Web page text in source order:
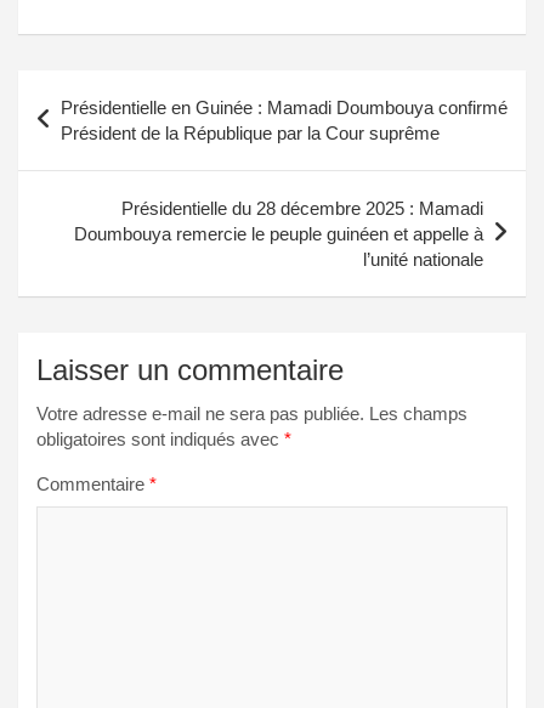
de
l’article
Présidentielle en Guinée : Mamadi Doumbouya confirmé
Président de la République par la Cour suprême
Présidentielle du 28 décembre 2025 : Mamadi
Doumbouya remercie le peuple guinéen et appelle à
l’unité nationale
Laisser un commentaire
Votre adresse e-mail ne sera pas publiée. Les champs
obligatoires sont indiqués avec *
Commentaire *